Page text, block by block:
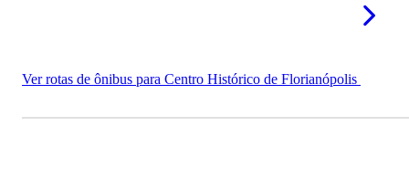
Ver rotas de ônibus para Centro Histórico de Florianópolis